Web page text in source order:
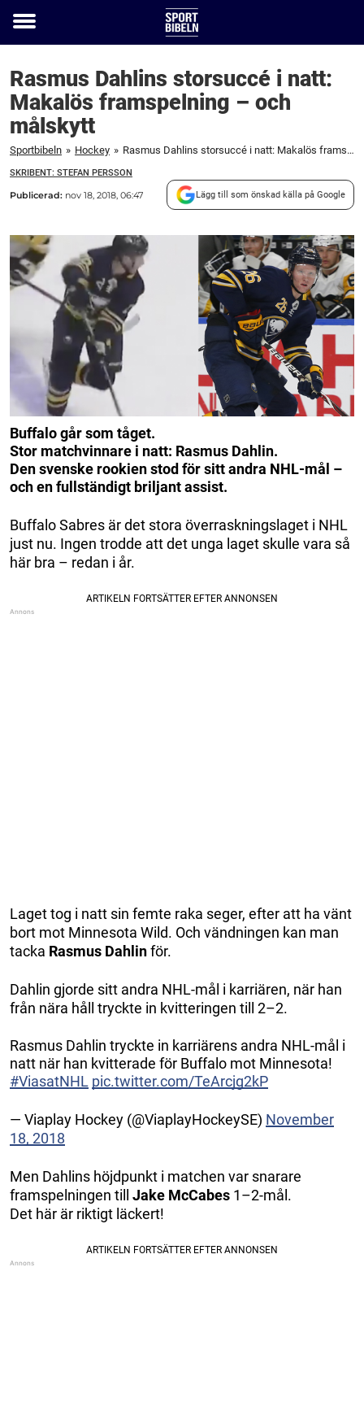
Toggle
Rasmus Dahlins storsuccé i natt:
Makalös framspelning – och
målskytt
Sportbibeln » Hockey » Rasmus Dahlins storsuccé i natt: Makalös framspelning – och målskytt
SKRIBENT: STEFAN PERSSON
Publicerad: nov 18, 2018, 06:47 Lägg till som önskad källa på Google
Buffalo går som tåget.
Stor matchvinnare i natt: Rasmus Dahlin.
Den svenske rookien stod för sitt andra NHL-mål –
och en fullständigt briljant assist.
Buffalo Sabres är det stora överraskningslaget i NHL
just nu. Ingen trodde att det unga laget skulle vara så
här bra – redan i år.
Laget tog i natt sin femte raka seger, efter att ha vänt
bort mot Minnesota Wild. Och vändningen kan man
tacka Rasmus Dahlinför.
Dahlin gjorde sitt andra NHL-mål i karriären, när han
från nära håll tryckte in kvitteringen till 2–2.
Rasmus Dahlin tryckte in karriärens andra NHL-mål i
natt när han kvitterade för Buffalo mot Minnesota!
#ViasatNHL pic.twitter.com/TeArcjg2kP
— Viaplay Hockey (@ViaplayHockeySE) November
18, 2018
Men Dahlins höjdpunkt i matchen var snarare
framspelningen till Jake McCabes 1–2-mål.
Det här är riktigt läckert!